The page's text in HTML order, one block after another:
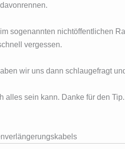
sogenannten nichtöffentlichen
vergessen.
wir uns dann schlaugefragt
alles sein kann. Danke für den